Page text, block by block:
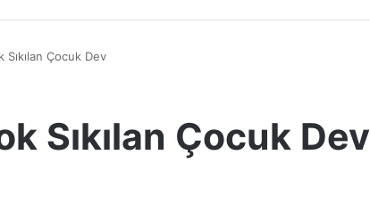
Sıkılan Çocuk Dev
Sıkılan Çocuk Dev